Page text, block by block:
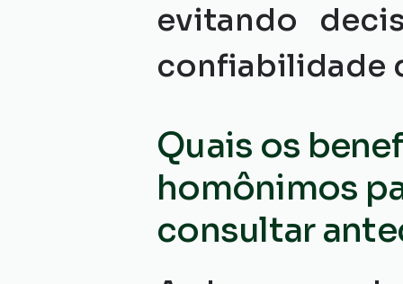
evitando
confiabilidade
Quais os
homônimos
consultar